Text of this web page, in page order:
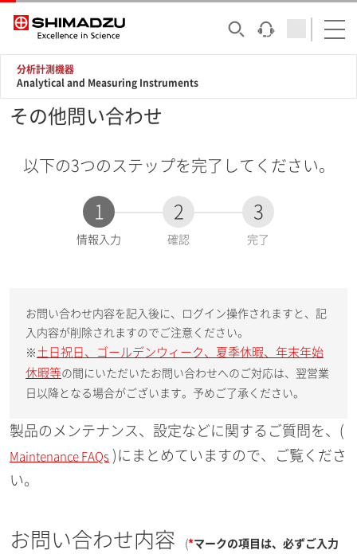
分析計測機器
Analytical and Measuring Instruments
その他問い合わせ
以下の3つのステップを完了してください。
1
現
情報入力
2
確認
3
完了
お問い合わせ内容を記入後に、ログイン操作されますと、記
入内容が削除されますのでご注意ください。
※ 土日祝日、ゴールデンウィーク、夏季休暇、年末年始
休暇等の間にいただいたお問い合わせへのご対応は、翌営業
日以降となる場合がございます。予めご了承ください。
製品のメンテナンス、設定などに関するご質問を、(
Maintenance FAQs )にまとめていますので、ご覧くださ
い。
お問い合わせ内容 (*マークの項目は、必ずご入力